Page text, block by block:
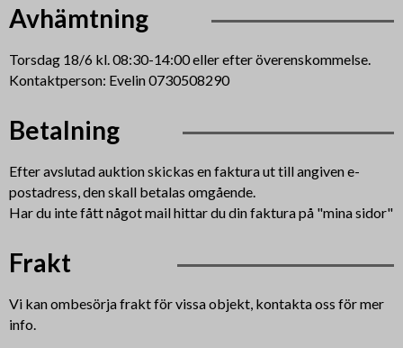
Avhämtning
Torsdag 18/6 kl. 08:30-14:00 eller efter överenskommelse.
Kontaktperson: Evelin 0730508290
Betalning
Efter avslutad auktion skickas en faktura ut till angiven e-
postadress, den skall betalas omgående.
Har du inte fått något mail hittar du din faktura på "mina sidor"
Frakt
Vi kan ombesörja frakt för vissa objekt, kontakta oss för mer
info.